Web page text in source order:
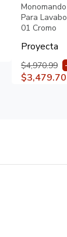
Para
01 Cromo
Proyecta
$4,970.99
$3,479.70